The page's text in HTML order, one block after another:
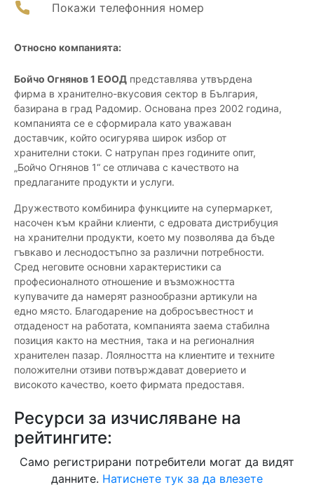
Покажи телефонния номер
Относно компанията:
Бойчо Огнянов 1 ЕООД представлява утвърдена
фирма в хранително-вкусовия сектор в България,
базирана в град Радомир. Основана през 2002 година,
компанията се е сформирала като уважаван
доставчик, който осигурява широк избор от
хранителни стоки. С натрупан през годините опит,
„Бойчо Огнянов 1“ се отличава с качеството на
предлаганите продукти и услуги.
Дружеството комбинира функциите на супермаркет,
насочен към крайни клиенти, с едровата дистрибуция
на хранителни продукти, което му позволява да бъде
гъвкаво и леснодостъпно за различни потребности.
Сред неговите основни характеристики са
професионалното отношение и възможността
купувачите да намерят разнообразни артикули на
едно място. Благодарение на добросъвестност и
отдаденост на работата, компанията заема стабилна
позиция както на местния, така и на регионалния
хранителен пазар. Лоялността на клиентите и техните
положителни отзиви потвърждават доверието и
високото качество, което фирмата предоставя.
Ресурси за изчисляване на
рейтингите:
Само регистрирани потребители могат да видят
данните. Натиснете тук за да влезете